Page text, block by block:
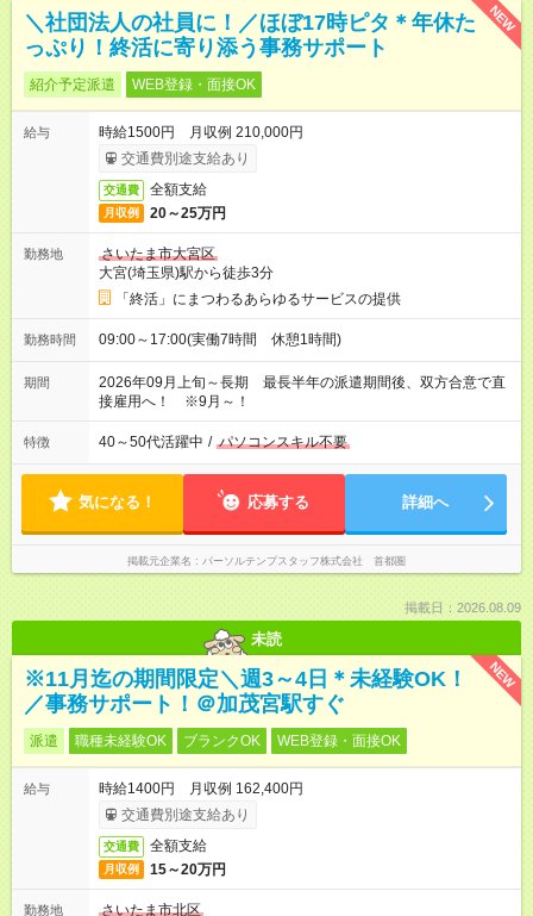
NEW
＼社団法人の社員に！／ほぼ17時ピタ＊年休た
っぷり！終活に寄り添う事務サポート
紹介予定派遣 WEB登録・面接OK
給与
時給1500円 月収例 210,000円
交通費別途支給あり
交通費 全額支給
月収例 20～25万円
勤務地
さいたま市大宮区
大宮(埼玉県)駅から徒歩3分
「終活」にまつわるあらゆるサービスの提供
勤務時間 09:00～17:00(実働7時間 休憩1時間)
期間
2026年09月上旬～長期 最長半年の派遣期間後、双方合意で直
接雇用へ！ ※9月～！
特徴 40～50代活躍中 / パソコンスキル不要
気になる！ 応募する 詳細へ
掲載元企業名 パーソルテンプスタッフ株式会社 首都圏
掲載日：2026.08.09
未読
NEW
※11月迄の期間限定＼週3～4日＊未経験OK！
／事務サポート！＠加茂宮駅すぐ
派遣 職種未経験OK ブランクOK WEB登録・面接OK
給与
時給1400円 月収例 162,400円
交通費別途支給あり
交通費 全額支給
月収例 15～20万円
勤務地
さいたま市北区